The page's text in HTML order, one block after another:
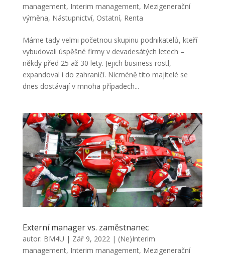
management, Interim management, Mezigenerační
výměna, Nástupnictví, Ostatní, Renta
Máme tady velmi početnou skupinu podnikatelů, kteří
vybudovali úspěšné firmy v devadesátých letech –
někdy před 25 až 30 lety. Jejich business rostl,
expandoval i do zahraničí. Nicméně tito majitelé se
dnes dostávají v mnoha případech...
Externí manager vs. zaměstnanec
autor: BM4U | Zář 9, 2022| (Ne)Interim
management, Interim management, Mezigenerační